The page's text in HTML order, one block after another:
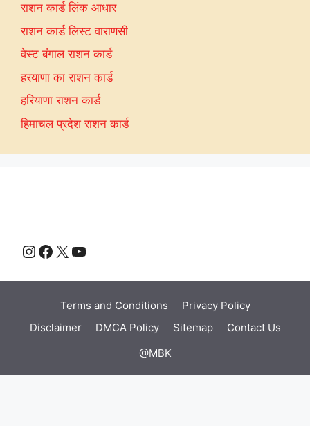
राशन कार्ड लिंक आधार
राशन कार्ड लिस्ट वाराणसी
वेस्ट बंगाल राशन कार्ड
हरयाणा का राशन कार्ड
हरियाणा राशन कार्ड
हिमाचल प्रदेश राशन कार्ड
Instagram
Facebook
X YouTube
Terms and Conditions
Privacy Policy
Disclaimer
DMCA Policy Sitemap
Contact Us
@MBK